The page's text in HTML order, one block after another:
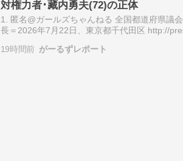
対権力者･藏内勇夫(72)の正体
1. 匿名@ガールズちゃんねる 全国都道府県議
長＝2026年7月22日、東京都千代田区 http://
19時間前 がーるずレポート